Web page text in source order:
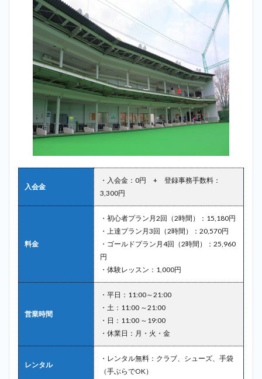
入会金
・入会金：0円 + 登録事務手数料：
3,300円
料金
・初心者プラン月2回（2時間）：15,180円
・上達プラン月3回（2時間）：20,570円
・ゴールドプラン月4回（2時間）：25,960
円
・体験レッスン：1,000円
営業時間
・平日：11:00～21:00
・土：11:00 ～21:00
・日：11:00 ～19:00
・休業日：月・火・金
レンタル
・レンタル無料：クラブ、シューズ、手袋
（手ぶらでOK）